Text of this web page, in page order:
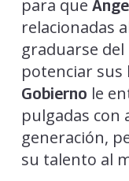
para que
relacionadas
graduarse
potenciar sus
Gobierno le
pulgadas con
generación,
su talento al